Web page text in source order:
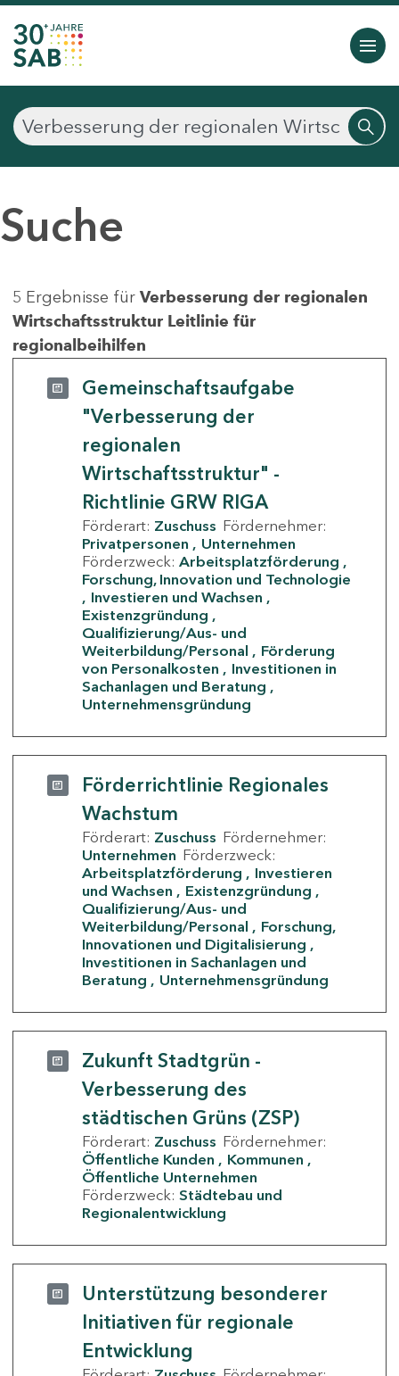
Suche
5 Ergebnisse für Verbesserung der regionalen
Wirtschaftsstruktur Leitlinie für
regionalbeihilfen
Gemeinschaftsaufgabe
"Verbesserung der
regionalen
Wirtschaftsstruktur" -
Richtlinie GRW RIGA
Förderart: Zuschuss Fördernehmer:
Privatpersonen
Unternehmen
Förderzweck: Arbeitsplatzförderung
Forschung, Innovation und Technologie
Investieren und Wachsen
Existenzgründung
Qualifizierung/Aus- und
Weiterbildung/Personal
Förderung
von Personalkosten
Investitionen in
Sachanlagen und Beratung
Unternehmensgründung
Förderrichtlinie Regionales
Wachstum
Förderart: Zuschuss Fördernehmer:
Unternehmen Förderzweck:
Arbeitsplatzförderung
Investieren
und Wachsen
Existenzgründung
Qualifizierung/Aus- und
Weiterbildung/Personal
Forschung,
Innovationen und Digitalisierung
Investitionen in Sachanlagen und
Beratung
Unternehmensgründung
Zukunft Stadtgrün -
Verbesserung des
städtischen Grüns (ZSP)
Förderart: Zuschuss Fördernehmer:
Öffentliche Kunden
Kommunen
Öffentliche Unternehmen
Förderzweck: Städtebau und
Regionalentwicklung
Unterstützung besonderer
Initiativen für regionale
Entwicklung